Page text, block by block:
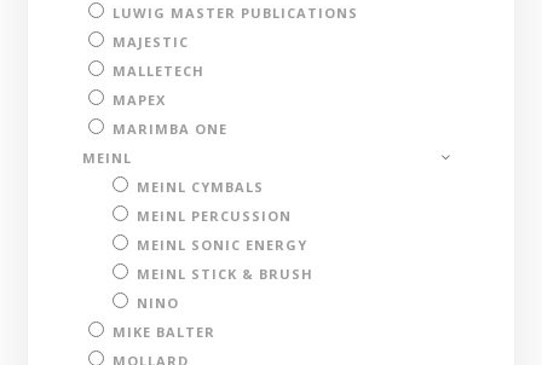
LUWIG MASTER PUBLICATIONS
MAJESTIC
MALLETECH
MAPEX
MARIMBA ONE
MEINL
MEINL CYMBALS
MEINL PERCUSSION
MEINL SONIC ENERGY
MEINL STICK & BRUSH
NINO
MIKE BALTER
MOLLARD